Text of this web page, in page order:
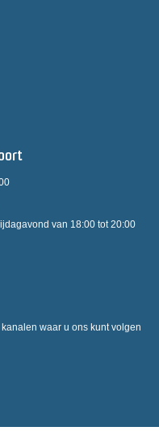
van 18:00 tot 20:00
waar u ons kunt volgen